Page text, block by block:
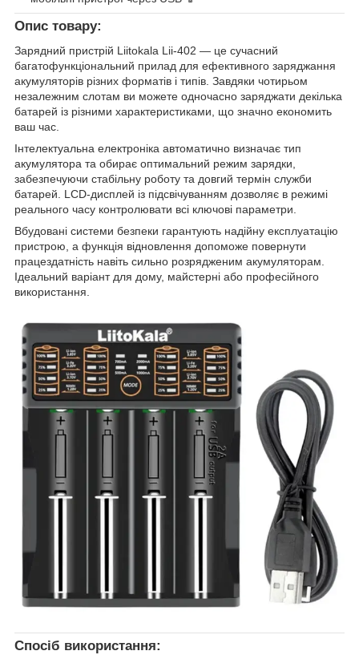
Опис товару:
Зарядний пристрій Liitokala Lii-402 — це сучасний
багатофункціональний прилад для ефективного заряджання
акумуляторів різних форматів і типів. Завдяки чотирьом
незалежним слотам ви можете одночасно заряджати декілька
батарей із різними характеристиками, що значно економить
ваш час.
Інтелектуальна електроніка автоматично визначає тип
акумулятора та обирає оптимальний режим зарядки,
забезпечуючи стабільну роботу та довгий термін служби
батарей. LCD-дисплей із підсвічуванням дозволяє в режимі
реального часу контролювати всі ключові параметри.
Вбудовані системи безпеки гарантують надійну експлуатацію
пристрою, а функція відновлення допоможе повернути
працездатність навіть сильно розрядженим акумуляторам.
Ідеальний варіант для дому, майстерні або професійного
використання.
Спосіб використання: